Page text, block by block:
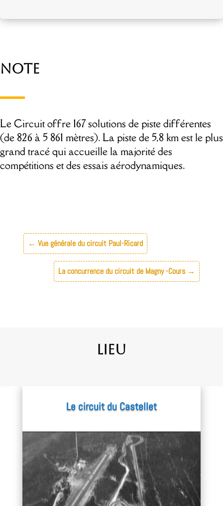
Note
Le Circuit offre 167 solutions de piste différentes
(de 826 à 5 861 mètres). La piste de 5,8 km est le plus
grand tracé qui accueille la majorité des
compétitions et des essais aérodynamiques.
← Vue générale du circuit Paul-Ricard
La concurrence du circuit de Magny -Cours →
Lieu
Le circuit du Castellet